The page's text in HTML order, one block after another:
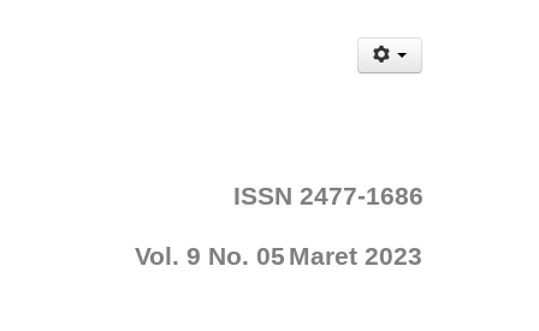
ISSN 2477-1686
Vol. 9 No. 05 Maret 2023